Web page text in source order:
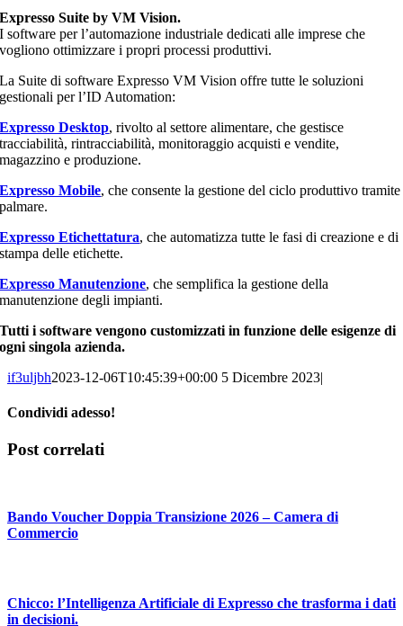
Expresso Suite by VM Vision.
I software per l’automazione industriale dedicati alle imprese che
vogliono ottimizzare i propri processi produttivi.
La Suite di software Expresso VM Vision offre tutte le soluzioni
gestionali per lʼID Automation:
Expresso Desktop, rivolto al settore alimentare, che gestisce
tracciabilità, rintracciabilità, monitoraggio acquisti e vendite,
magazzino e produzione.
Expresso Mobile, che consente la gestione del ciclo produttivo tramite
palmare.
Expresso Etichettatura, che automatizza tutte le fasi di creazione e di
stampa delle etichette.
Expresso Manutenzione, che semplifica la gestione della
manutenzione degli impianti.
Tutti i software vengono customizzati in funzione delle esigenze di
ogni singola azienda.
if3uljbh2023-12-06T10:45:39+00:00 5 Dicembre 2023|
Condividi adesso!
Facebook
LinkedIn
WhatsApp
Email
Post correlati
Bando Voucher Doppia Transizione 2026 – Camera di
Commercio
Chicco: l’Intelligenza Artificiale di Expresso che trasforma i dati
in decisioni.